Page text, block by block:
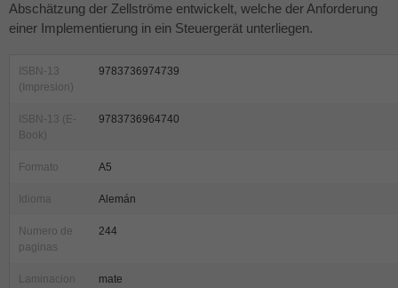
Abschätzung der Zellströme entwickelt, welche der Anforderung
einer Implementierung in ein Steuergerät unterliegen.
ISBN-13
(Impresion)
9783736974739
ISBN-13 (E-
Book)
9783736964740
Formato A5
Idioma Alemán
Numero de
paginas
244
Laminacion
mate